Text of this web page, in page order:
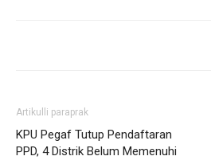
Artikulli paraprak
KPU Pegaf Tutup Pendaftaran
PPD, 4 Distrik Belum Memenuhi